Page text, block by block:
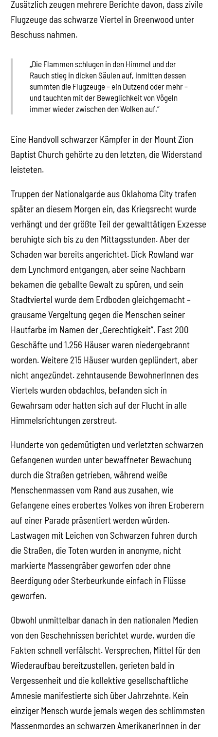
Zusätzlich zeugen mehrere Berichte davon, dass zivile
Flugzeuge das schwarze Viertel in Greenwood unter
Beschuss nahmen.
„Die Flammen schlugen in den Himmel und der
Rauch stieg in dicken Säulen auf, inmitten dessen
summten die Flugzeuge – ein Dutzend oder mehr –
und tauchten mit der Beweglichkeit von Vögeln
immer wieder zwischen den Wolken auf.“
Eine Handvoll schwarzer Kämpfer in der Mount Zion
Baptist Church gehörte zu den letzten, die Widerstand
leisteten.
Truppen der Nationalgarde aus Oklahoma City trafen
später an diesem Morgen ein, das Kriegsrecht wurde
verhängt und der größte Teil der gewalttätigen Exzesse
beruhigte sich bis zu den Mittagsstunden. Aber der
Schaden war bereits angerichtet. Dick Rowland war
dem Lynchmord entgangen, aber seine Nachbarn
bekamen die geballte Gewalt zu spüren, und sein
Stadtviertel wurde dem Erdboden gleichgemacht –
grausame Vergeltung gegen die Menschen seiner
Hautfarbe im Namen der „Gerechtigkeit“. Fast 200
Geschäfte und 1.256 Häuser waren niedergebrannt
worden. Weitere 215 Häuser wurden geplündert, aber
nicht angezündet. zehntausende BewohnerInnen des
Viertels wurden obdachlos, befanden sich in
Gewahrsam oder hatten sich auf der Flucht in alle
Himmelsrichtungen zerstreut.
Hunderte von gedemütigten und verletzten schwarzen
Gefangenen wurden unter bewaffneter Bewachung
durch die Straßen getrieben, während weiße
Menschenmassen vom Rand aus zusahen, wie
Gefangene eines erobertes Volkes von ihren Eroberern
auf einer Parade präsentiert werden würden.
Lastwagen mit Leichen von Schwarzen fuhren durch
die Straßen, die Toten wurden in anonyme, nicht
markierte Massengräber geworfen oder ohne
Beerdigung oder Sterbeurkunde einfach in Flüsse
geworfen.
Obwohl unmittelbar danach in den nationalen Medien
von den Geschehnissen berichtet wurde, wurden die
Fakten schnell verfälscht. Versprechen, Mittel für den
Wiederaufbau bereitzustellen, gerieten bald in
Vergessenheit und die kollektive gesellschaftliche
Amnesie manifestierte sich über Jahrzehnte. Kein
einziger Mensch wurde jemals wegen des schlimmsten
Massenmordes an schwarzen AmerikanerInnen in der